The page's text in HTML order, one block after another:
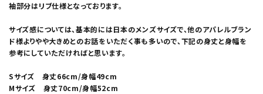
袖部分はリブ仕様となっております。
サイズ感については、基本的には日本のメンズサイズで、他のアパレルブラン
ド様よりやや大きめとのお話をいただく事も多いので、下記の身丈と身幅を
参考にしていただければと思います。
Sサイズ 身丈66cm/身幅49cm
Mサイズ 身丈70cm/身幅52cm